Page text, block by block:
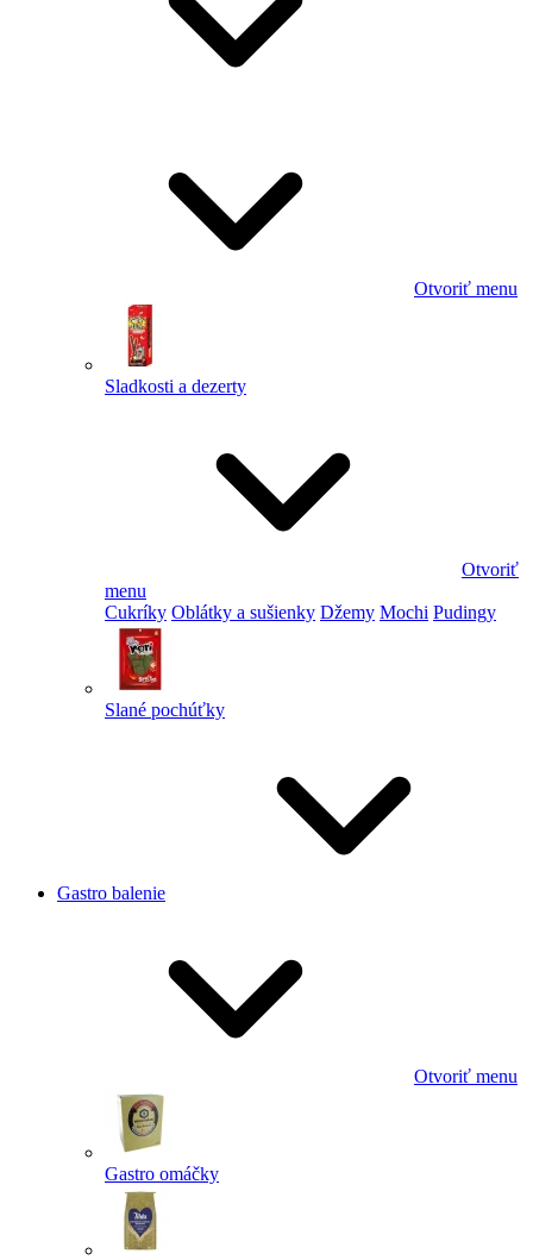
Otvoriť menu
Sladkosti a dezerty
Otvoriť
menu
Cukríky Oblátky a sušienky Džemy Mochi Pudingy
Slané pochúťky
Gastro balenie
Otvoriť menu
Gastro omáčky